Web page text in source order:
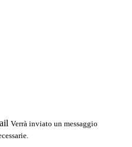
Verrà inviato un messaggio